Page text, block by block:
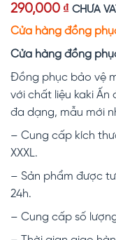
5.00trên 5
dựa trên
1
đánh giá
290,000 ₫ CHƯA
Cửa hàng đồng
Cửa hàng đồng
Đồng phục bảo vệ
với chất liệu kaki
đa dạng, mẫu mới
– Cung cấp kích
XXXL.
– Sản phẩm được
24h.
– Cung cấp số